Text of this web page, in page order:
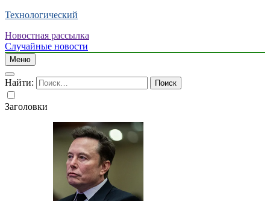
Технологический
Новостная рассылка
Случайные новости
Меню
Найти:
Заголовки